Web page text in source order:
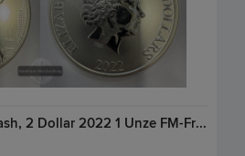
NIUE. DC Comics-Flash, 2 Dollar 2022 1 Unze FM-Frankfurt, Feinsilber: 31,1g